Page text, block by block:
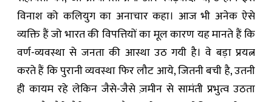
विनाश को कलियुग का अनाचार कहा। आज भी अनेक ऐसे
व्यक्ति हैं जो भारत की विपत्तियों का मूल कारण यह मानते हैं कि
वर्ण-व्यवस्था से जनता की आस्था उठ गयी है। वे बड़ा प्रयत्न
करते हैं कि पुरानी व्यवस्था फिर लौट आये, जितनी बची है, उतनी
ही कायम रहे लेकिन जैसे-जैसे ज़मीन से सामंती प्रभुत्व उठता